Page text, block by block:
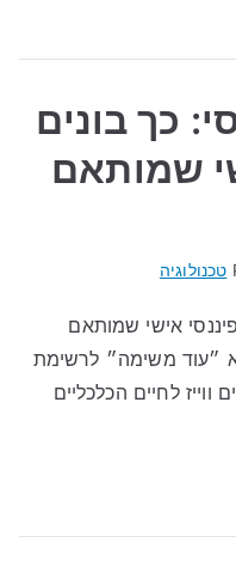
כך בונים
שמותאם
טכנולוגיה
פיננסי אישי שמותאם
״עוד משימה״ לרשימת
לחיים הכלכליים